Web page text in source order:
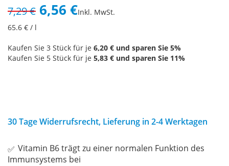
6,56 €
7,29 €
Inkl. MwSt.
65.6 € / l
Kaufen Sie 3 Stück für je 6,20 € und sparen Sie 5%
Kaufen Sie 5 Stück für je 5,83 € und sparen Sie 11%
30 Tage Widerrufsrecht, Lieferung in 2-4 Werktagen
Vitamin B6 trägt zu einer normalen Funktion des
Immunsystems bei